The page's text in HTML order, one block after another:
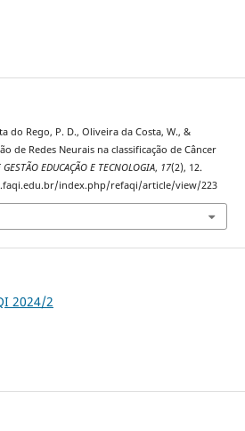
do Rego, P. D., Oliveira da Costa, W., &
de Redes Neurais na classificação de Câncer
EDUCAÇÃO E TECNOLOGIA, 17(2), 12.
index.php/refaqi/article/view/223
2024/2